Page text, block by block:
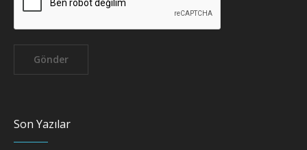
Son Yazılar